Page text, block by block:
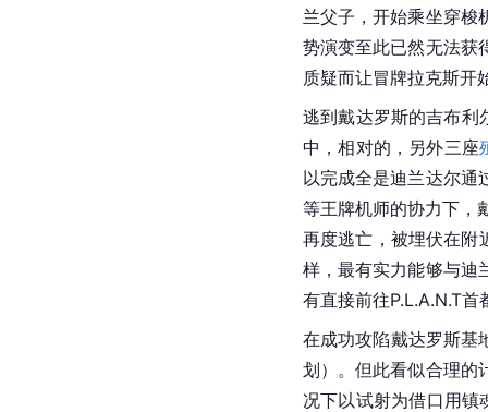
兰父子，开始乘坐穿梭
势演变至此已然无法获
质疑而让冒牌拉克斯开
逃到戴达罗斯的吉布利
中，相对的，另外三座
以完成全是迪兰达尔通
等王牌机师的协力下，
再度逃亡，被埋伏在附
样，最有实力能够与迪
有直接前往P.L.A.N.T首
在成功攻陷戴达罗斯基
划）。但此看似合理的
况下以试射为借口用镇